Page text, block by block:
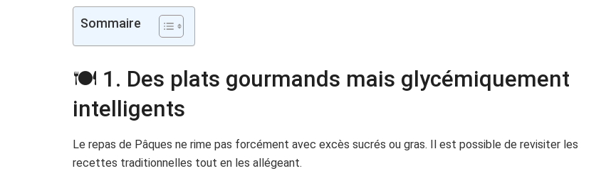
Sommaire
🍽️ 1. Des plats gourmands mais glycémiquement
intelligents
Le repas de Pâques ne rime pas forcément avec excès sucrés ou gras. Il est possible de revisiter les
recettes traditionnelles tout en les allégeant.